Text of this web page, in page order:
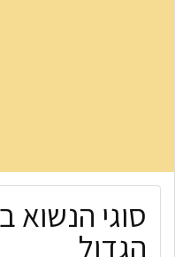
סוגי
הגדול